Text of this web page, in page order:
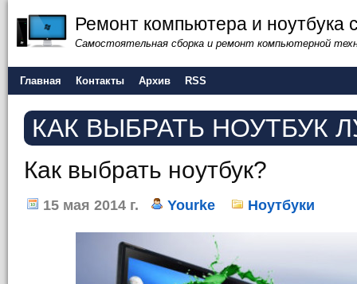
Ремонт компьютера и ноутбука
Самостоятельная сборка и ремонт компьютерной
Главная Контакты Архив RSS
КАК ВЫБРАТЬ НОУТБУК
Как выбрать ноутбук?
15 мая 2014 г. Yourke Ноутбуки